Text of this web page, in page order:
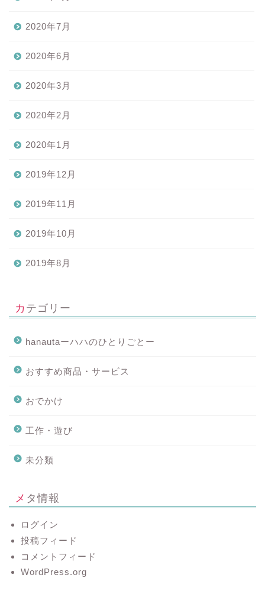
2020年7月
2020年6月
2020年3月
2020年2月
2020年1月
2019年12月
2019年11月
2019年10月
2019年8月
カテゴリー
hanautaーハハのひとりごとー
おすすめ商品・サービス
おでかけ
工作・遊び
未分類
メタ情報
ログイン
投稿フィード
コメントフィード
WordPress.org